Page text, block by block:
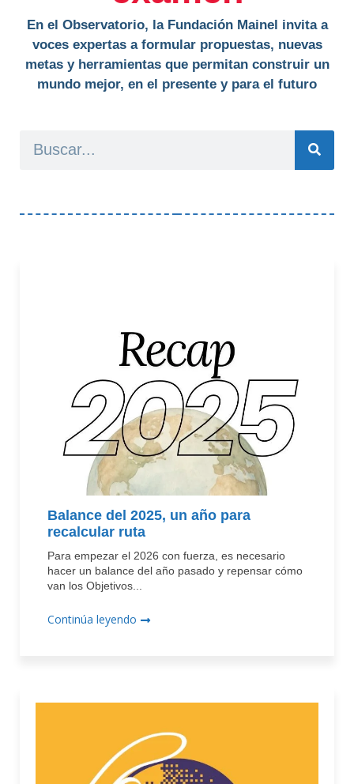
En el Observatorio, la Fundación Mainel invita a
voces expertas a formular propuestas, nuevas
metas y herramientas que permitan construir un
mundo mejor, en el presente y para el futuro
Balance del 2025, un año para
recalcular ruta
Para empezar el 2026 con fuerza, es necesario
hacer un balance del año pasado y repensar cómo
van los Objetivos...
Continúa leyendo